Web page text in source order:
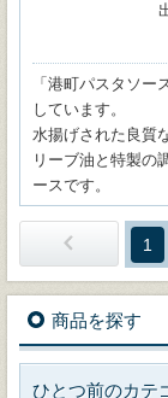
「港町パスタソ
しています。
水揚げされた良質
リーブ油と特製の
ースです。
1
商品を探す
ひとつ前のカテ